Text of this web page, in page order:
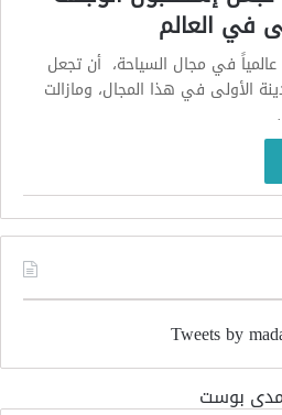
في العالم
في مجال السياحة، أن تجعل
الأولى في هذا المجال، ومازالت
Tweets by
بوست‏